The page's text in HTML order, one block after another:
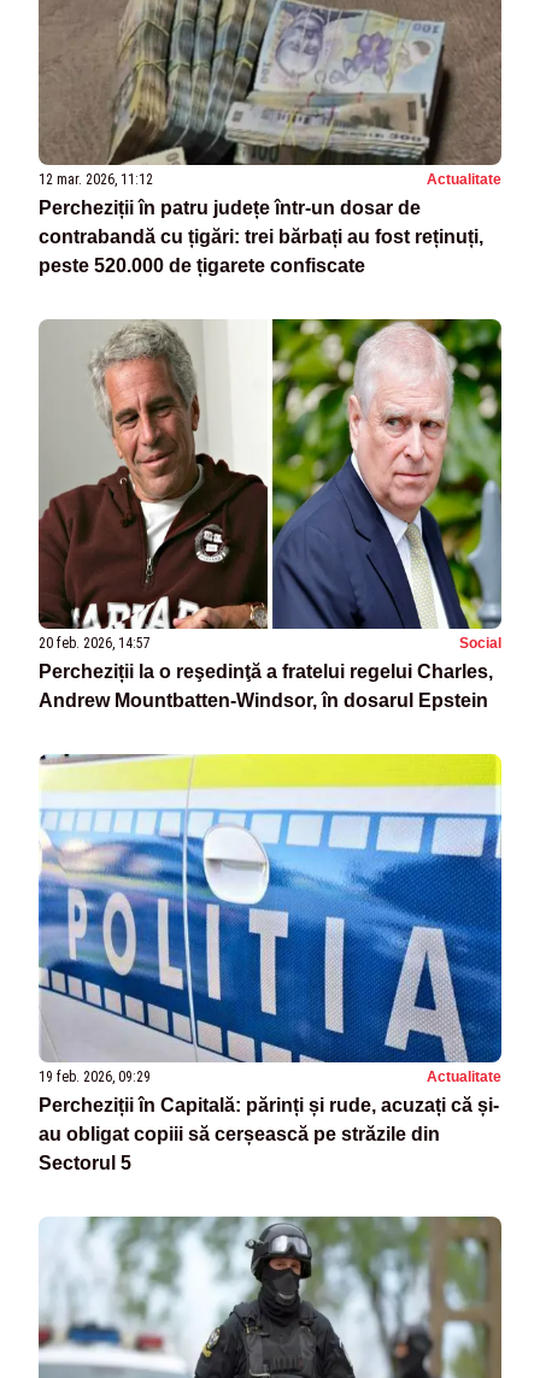
12 mar. 2026, 11:12 Actualitate
Percheziții în patru județe într-un dosar de
contrabandă cu țigări: trei bărbați au fost reținuți,
peste 520.000 de țigarete confiscate
20 feb. 2026, 14:57 Social
Percheziții la o reşedinţă a fratelui regelui Charles,
Andrew Mountbatten-Windsor, în dosarul Epstein
19 feb. 2026, 09:29 Actualitate
Percheziții în Capitală: părinți și rude, acuzați că și-
au obligat copiii să cerșească pe străzile din
Sectorul 5